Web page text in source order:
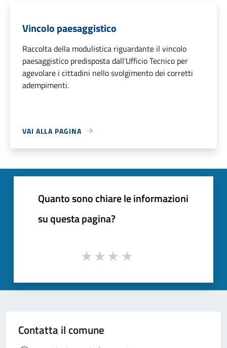
Vincolo paesaggistico
Raccolta della modulistica riguardante il vincolo
paesaggistico predisposta dall'Ufficio Tecnico per
agevolare i cittadini nello svolgimento dei corretti
adempimenti.
VAI ALLA PAGINA
Quanto sono chiare le informazioni
su questa pagina?
Contatta il comune